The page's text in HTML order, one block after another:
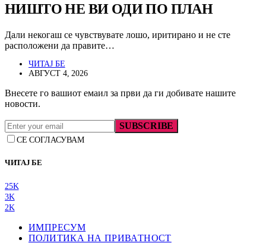
НИШТО НЕ ВИ ОДИ ПО ПЛАН
Дали некогаш се чувствувате лошо, иритирано и не сте
расположени да правите…
ЧИТАЈ БЕ
АВГУСТ 4, 2026
Внесете го вашиот емаил за први да ги добивате нашите
новости.
SUBSCRIBE
СЕ СОГЛАСУВАМ
ЧИТАЈ БЕ
25K
3K
2K
ИМПРЕСУМ
ПОЛИТИКА НА ПРИВАТНОСТ